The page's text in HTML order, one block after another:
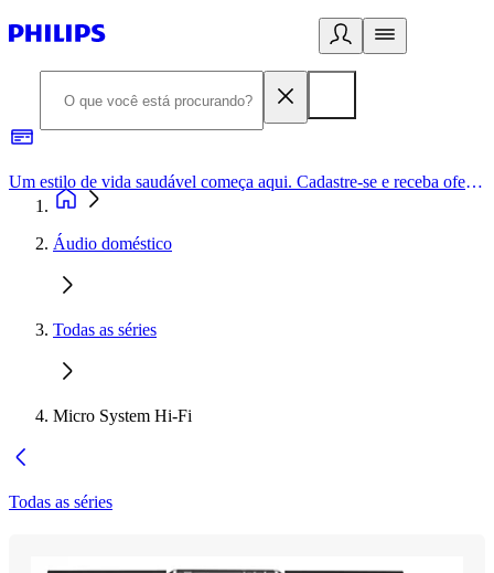
Um estilo de vida saudável começa aqui. Cadastre-se e receba ofertas exclusivas.
Áudio doméstico
Todas as séries
Micro System Hi-Fi
Todas as séries